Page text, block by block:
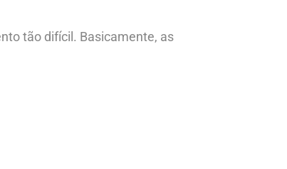
tão difícil. Basicamente, as